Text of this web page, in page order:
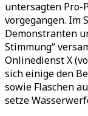
untersagten Pro-
vorgegangen. Im
Demonstranten
Stimmung“
Onlinedienst X
sich einige den
sowie Flaschen
setze